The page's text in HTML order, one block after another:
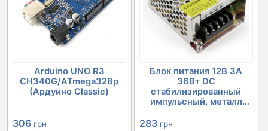
Arduino UNO R3
CH340G/ATmega328p
(Ардуино Classic)
306 грн
Блок питания 12В 3А
36Вт DC
стабилизированный
импульсный, металл
283 грн